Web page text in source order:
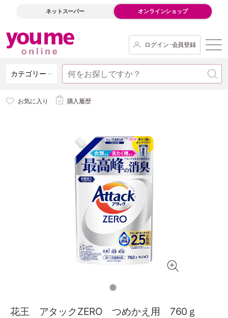
ネットスーパー オンラインショップ
ログイン･会員登録
カテゴリー
お気に入り 購入履歴
花王 アタックZERO つめかえ用 760ｇ